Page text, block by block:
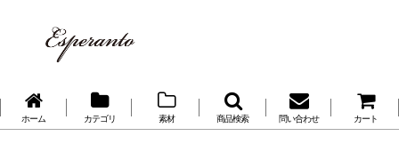
ホーム カテゴリ 素材 商品検索 問い合わせ カート